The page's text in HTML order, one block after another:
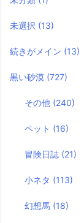
未選択 (13)
続きがメイン (13)
黒い砂漠 (727)
その他 (240)
ペット (16)
冒険日誌 (21)
小ネタ (113)
幻想馬 (18)